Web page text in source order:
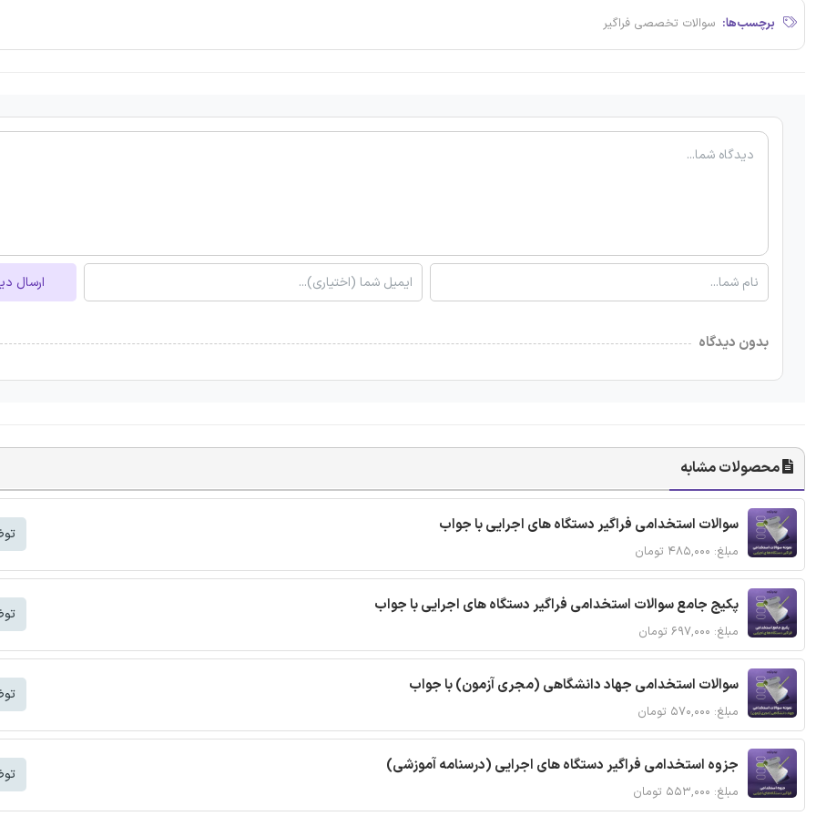
برچسب‌ها: سوالات تخصصی فراگیر
ارسال
بدون دیدگاه
محصولات مشابه
سوالات استخدامی فراگیر دستگاه های اجرایی با جواب
مبلغ: ۴۸۵,۰۰۰ تومان
پکیج جامع سوالات استخدامی فراگیر دستگاه های اجرایی با جواب
مبلغ: ۶۹۷,۰۰۰ تومان
سوالات استخدامی جهاد دانشگاهی (مجری آزمون) با جواب
مبلغ: ۵۷۰,۰۰۰ تومان
جزوه استخدامی فراگیر دستگاه های اجرایی (درسنامه آموزشی)
مبلغ: ۵۵۳,۰۰۰ تومان